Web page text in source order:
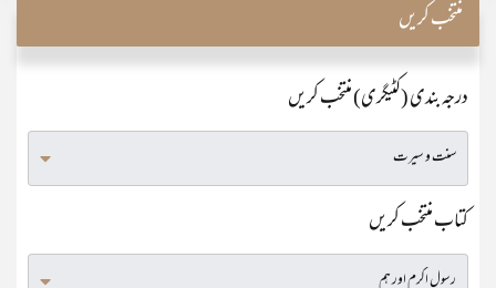
منتخب کریں
درجہ بندی (کٹیگری) منتخب کریں
کتاب منتخب کریں